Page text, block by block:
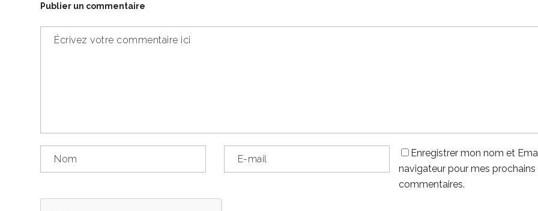
Publier un commentaire
Enregistrer mon nom et
navigateur pour mes prochains
commentaires.